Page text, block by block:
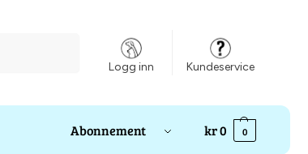
Logg inn Kundeservice
Abonnement kr0 0